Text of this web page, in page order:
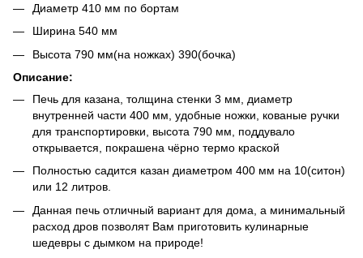
Диаметр 410 мм по бортам
Ширина 540 мм
Высота 790 мм(на ножках) 390(бочка)
Описание:
Печь для казана, толщина стенки 3 мм, диаметр
внутренней части 400 мм, удобные ножки, кованые ручки
для транспортировки, высота 790 мм, поддувало
открывается, покрашена чёрно термо краской
Полностью садится казан диаметром 400 мм на 10(ситон)
или 12 литров.
Данная печь отличный вариант для дома, а минимальный
расход дров позволят Вам приготовить кулинарные
шедевры с дымком на природе!